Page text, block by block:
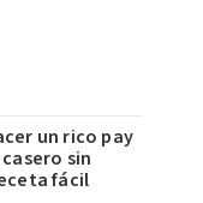
un rico pay
sin
fácil